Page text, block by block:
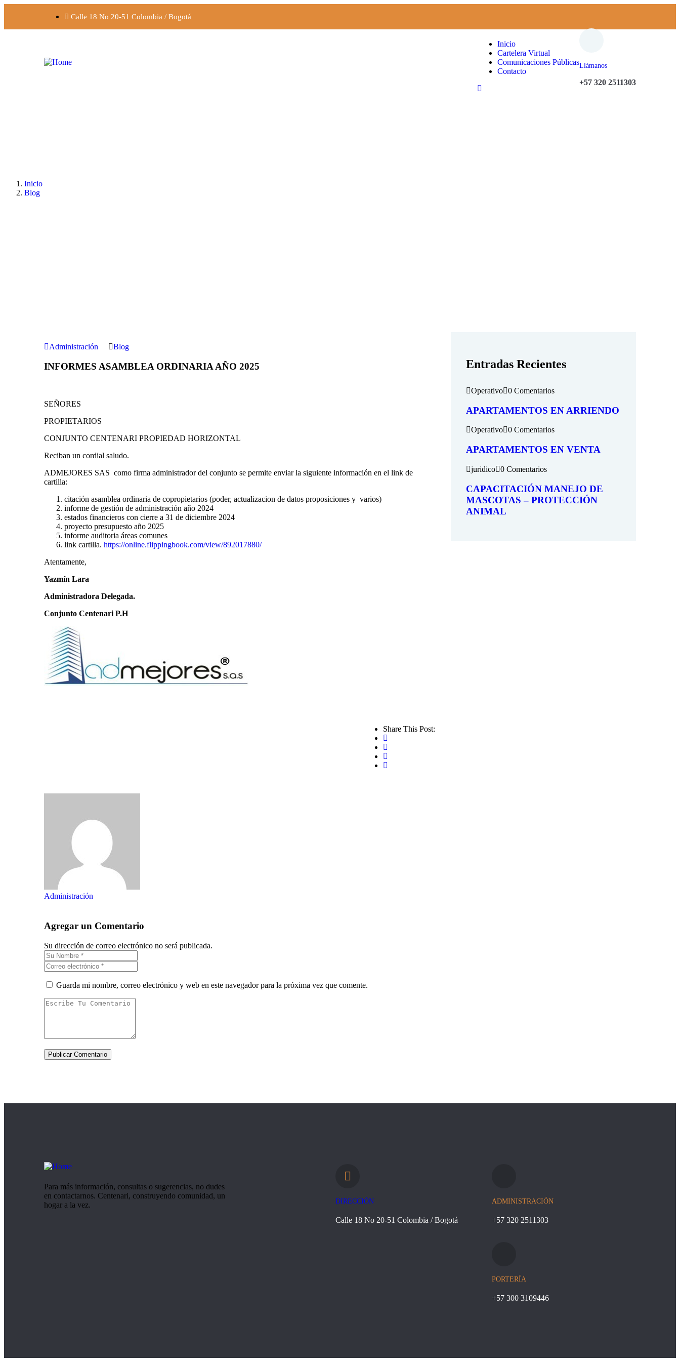
Calle 18 No 20-51 Colombia / Bogotá
Inicio
Cartelera Virtual
Comunicaciones Públicas
Contacto
Llámanos
+57 320 2511303
Inicio
Blog
Administración Blog
INFORMES ASAMBLEA ORDINARIA AÑO 2025
​SEÑORES
PROPIETARIOS
CONJUNTO CENTENARI PROPIEDAD HORIZONTAL
Reciban un cordial saludo.
ADMEJORES SAS como firma administrador del conjunto se permite enviar la siguiente información en el link de
cartilla:
citación asamblea ordinaria de copropietarios (poder, actualizacion de datos proposiciones y varios)​​
informe de gestión de administración año 2024
estados financieros con cierre a 31 de diciembre 2024
proyecto presupuesto año 2025
informe auditoria áreas comunes
link cartilla. https://online.flippingbook.com/view/892017880/
Atentamente,
Yazmín Lara
Administradora Delegada.
Conjunto Centenari P.H
Share This Post:
Administración
Agregar un Comentario
Su dirección de correo electrónico no será publicada.
Guarda mi nombre, correo electrónico y web en este navegador para la próxima vez que comente.
Entradas Recientes
Operativo 0 Comentarios
APARTAMENTOS EN ARRIENDO
Operativo 0 Comentarios
APARTAMENTOS EN VENTA
juridico 0 Comentarios
CAPACITACIÓN MANEJO DE
MASCOTAS – PROTECCIÓN
ANIMAL
Para más información, consultas o sugerencias, no dudes
en contactarnos. Centenari, construyendo comunidad, un
hogar a la vez.
DIRECCIÓN
Calle 18 No 20-51 Colombia / Bogotá
ADMINISTRACIÓN
+57 320 2511303
PORTERÍA
+57 300 3109446